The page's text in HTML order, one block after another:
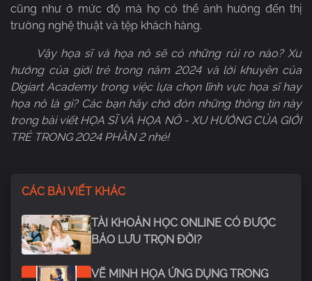
cũng như ở mức độ mà họ có thể ảnh hưởng đến thị
trường nghệ thuật và tệp khách hàng.
Vậy họa sĩ và họa nô sẽ có những rủi ro nào? Xu
hướng của giới trẻ trong năm 2024 và lời khuyên của
Digiart Academy trong việc lựa chọn lĩnh vực họa sĩ hay
họa nô là gì? Các bạn hãy chờ đón những thông tin này
trong bài viết HỌA SĨ VÀ HỌA NÔ - XU HƯỚNG CỦA GIỚI
TRẺ TRONG 2024 PHẦN 2 nhé!
CÁC BÀI VIẾT KHÁC
TÀI KHOẢN HỌC ONLINE CÓ ĐƯỢC
BẢO LƯU TRỌN ĐỜI?
VẼ MINH HỌA ỨNG DỤNG TRONG